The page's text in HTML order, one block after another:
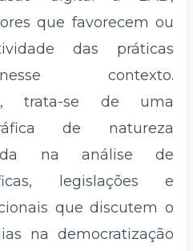
que favorecem ou
das práticas
contexto.
trata-se de uma
de natureza
na análise de
legislações e
que discutem o
na democratização